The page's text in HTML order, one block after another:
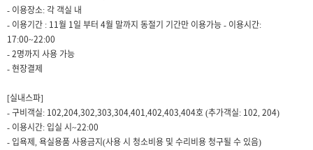
- 이용장소: 각 객실 내
- 이용기간 : 11월 1일 부터 4월 말까지 동절기 기간만 이용가능 - 이용시간:
17:00~22:00
- 2명까지 사용 가능
- 현장결제
[실내스파]
- 구비객실: 102,204,302,303,304,401,402,403,404호 (추가객실: 102, 204)
- 이용시간: 입실 시~22:00
- 입욕제, 욕실용품 사용금지(사용 시 청소비용 및 수리비용 청구될 수 있음)